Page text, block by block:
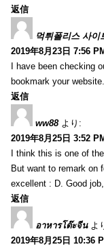
返信
먹튀폴리스 사이
2019年8月23日 7:56
I have been checking
bookmark your website.
返信
ww88 より:
2019年8月25日 3:52
I think this is one of
But want to remark on
excellent : D. Good
返信
อาหารโต๊ะจีน よ
2019年8月25日 10:36